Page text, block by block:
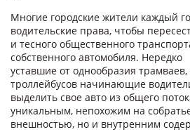
Многие городские жители каждый
водительские права, чтобы
и тесного общественного
собственного автомобиля. Нередко
уставшие от однообразия трамваев,
троллейбусов начинающие
выделить свое авто из общего
уникальным, непохожим на
внешностью, но и внутренним